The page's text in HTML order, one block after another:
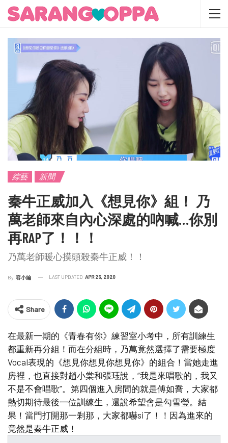
綜藝 新聞
秦牛正威加入《想見你》組！ 乃
萬老師來自內心深處的吶喊…你別
再RAP了！！！
乃萬老師暖心摸頭殺秦牛正威！！
By 容小編 LAST UPDATED APR 26, 2020
Share
在最新一期的《青春有你》練習室小考中，所有訓練生
都重新再分組！而在分組時，乃萬竟然選擇了需要極度
Vocal表現的《想見你想見你想見你》的組合！當她走進
房裡，也直接對趙小棠和張珏說，“我是來唱歌的，我又
不是不會唱歌”。第四個進入房間的就是傅如喬，大家都
熱切期待最後一位訓練生，還說希望會是勾雪瑩。結
果！當門打開那一剎那，大家都嚇si了！！因為進來的
竟然是秦牛正威！